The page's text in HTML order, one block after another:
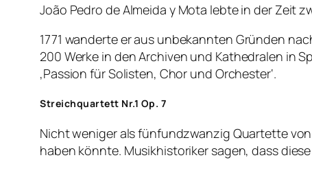
João Pedro de Almeida y Mota lebte in der Zeit
1771 wanderte er aus unbekannten Gründen
200 Werke in den Archiven und Kathedralen in
‚Passion für Solisten, Chor und Orchester‘.
Streichquartett Nr.1 Op. 7
Nicht weniger als fünfundzwanzig Quartette
haben könnte. Musikhistoriker sagen, dass